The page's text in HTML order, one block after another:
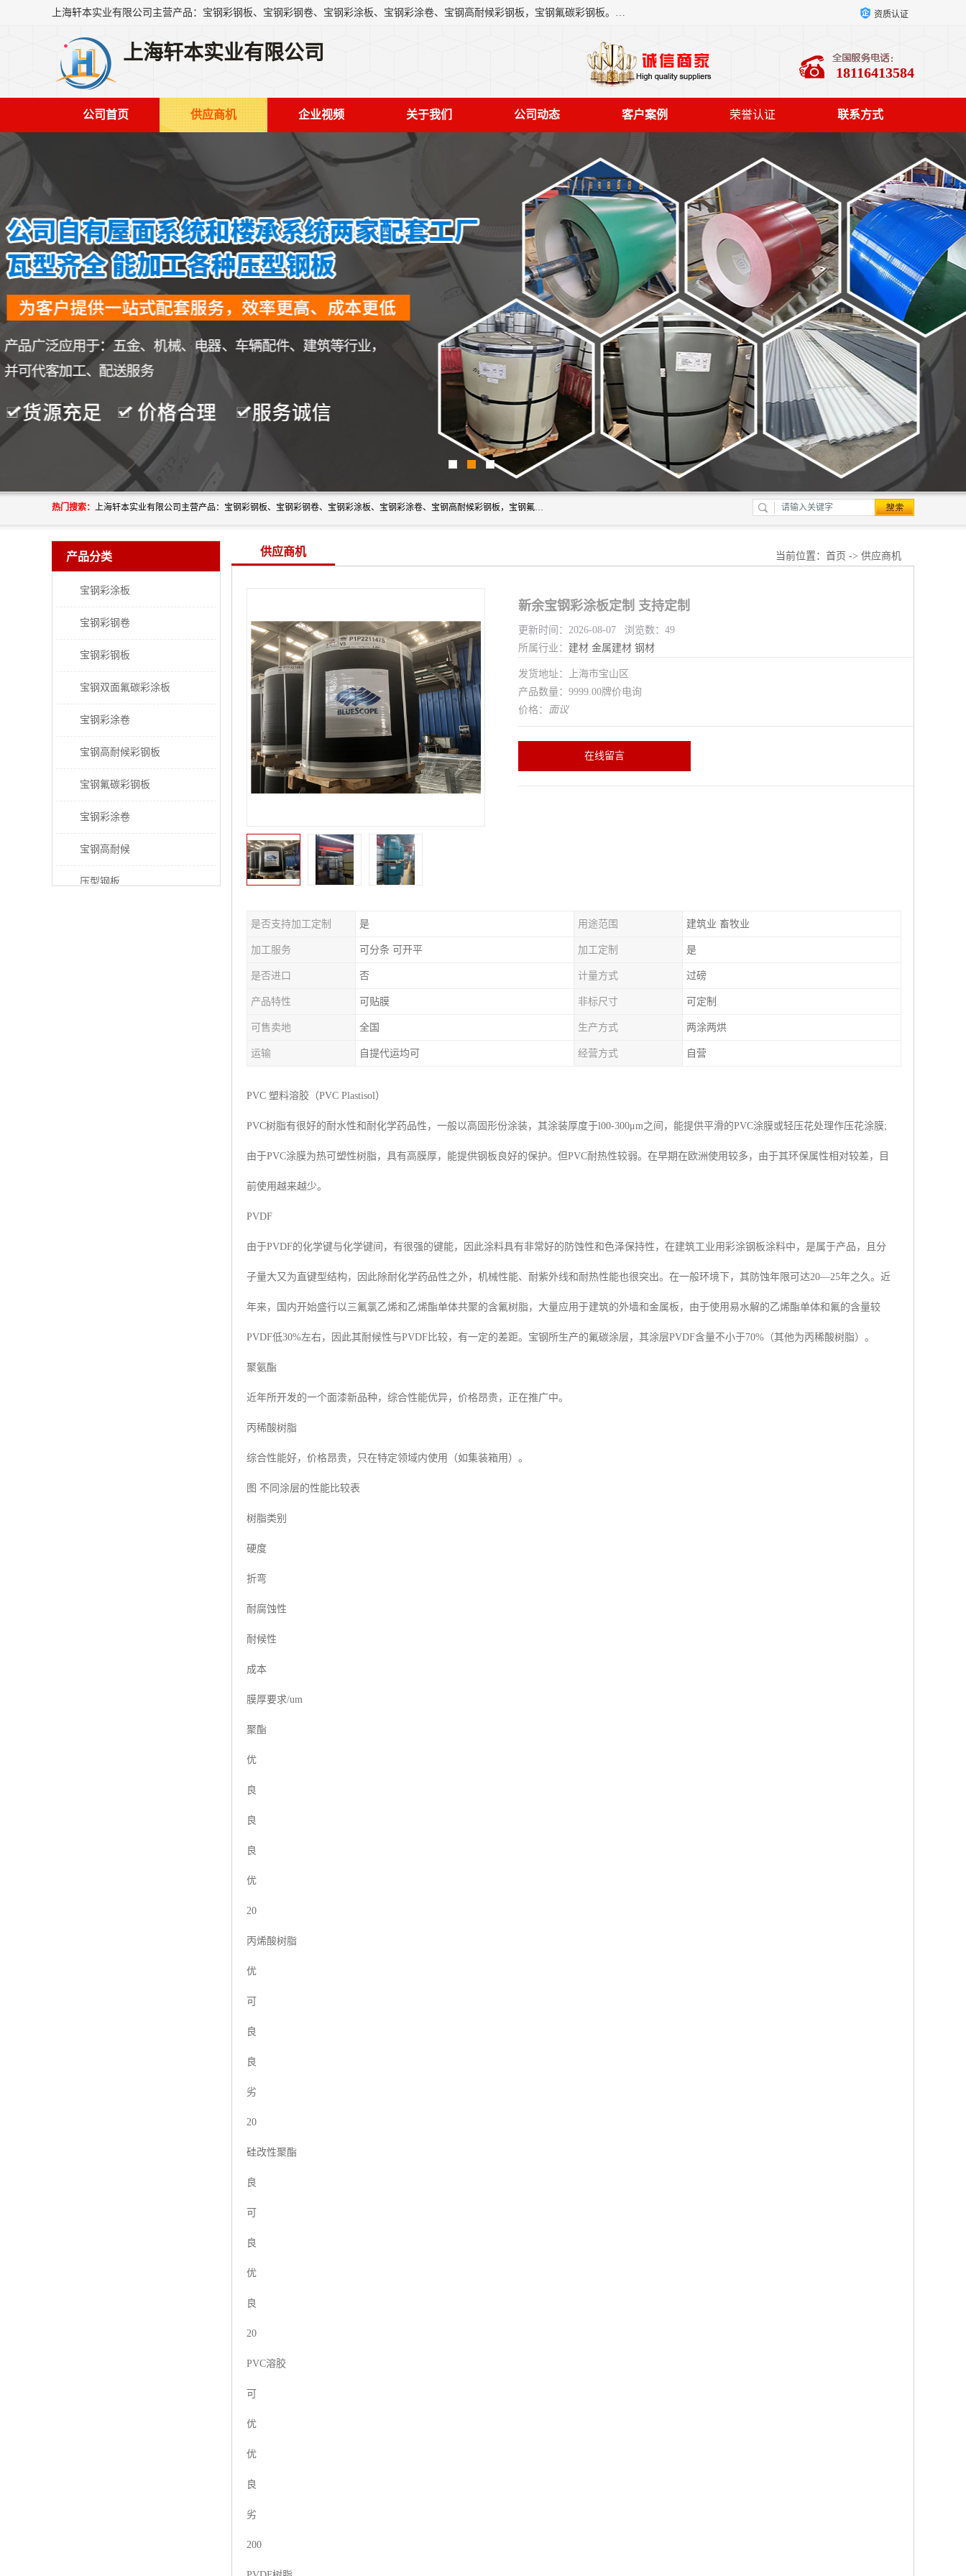
上海轩本实业有限公司主营产品：宝钢彩钢板、宝钢彩钢卷、宝钢彩涂板、宝钢彩涂卷、宝钢高耐候彩钢板，宝钢氟碳彩钢板。是一家集钢铁贸易，物流、加工为一体的产业全配套公司。 资质认证
上海轩本实业有限公司
18116413584
公司首页 供应商机 企业视频 关于我们 公司动态 客户案例 荣誉认证 联系方式
热门搜索： 上海轩本实业有限公司主营产品：宝钢彩钢板、宝钢彩钢卷、宝钢彩涂板、宝钢彩涂卷、宝钢高耐候彩钢板，宝钢氟碳彩钢板。是一家集钢铁贸易，物流、加工为一体的产业全配套公司。
产品分类
宝钢彩涂板
宝钢彩钢卷
宝钢彩钢板
宝钢双面氟碳彩涂板
宝钢彩涂卷
宝钢高耐候彩钢板
宝钢氟碳彩钢板
宝钢彩涂卷
宝钢高耐候
压型钢板
供应商机 当前位置： 首页 -> 供应商机
新余宝钢彩涂板定制 支持定制
更新时间：2026-08-07 浏览数：49
所属行业： 建材 金属建材 钢材
发货地址：上海市宝山区
产品数量：9999.00牌价电询
价格： 面议
在线留言
是否支持加工定制 是 用途范围 建筑业 畜牧业
加工服务 可分条 可开平 加工定制 是
是否进口 否 计量方式 过磅
产品特性 可贴膜 非标尺寸 可定制
可售卖地 全国 生产方式 两涂两烘
运输 自提代运均可 经营方式 自营
PVC 塑料溶胶（PVC Plastisol）
PVC树脂有很好的耐水性和耐化学药品性，一般以高固形份涂装，其涂装厚度于l00-300μm之间，能提供平滑的PVC涂膜或轻压花处理作压花涂膜;
由于PVC涂膜为热可塑性树脂，具有高膜厚，能提供钢板良好的保护。但PVC耐热性较弱。在早期在欧洲使用较多，由于其环保属性相对较差，目
前使用越来越少。
PVDF
由于PVDF的化学键与化学键间，有很强的键能，因此涂料具有非常好的防蚀性和色泽保持性，在建筑工业用彩涂钢板涂料中，是属于产品，且分
子量大又为直键型结构，因此除耐化学药品性之外，机械性能、耐紫外线和耐热性能也很突出。在一般环境下，其防蚀年限可达20—25年之久。近
年来，国内开始盛行以三氟氯乙烯和乙烯酯单体共聚的含氟树脂，大量应用于建筑的外墙和金属板，由于使用易水解的乙烯酯单体和氟的含量较
PVDF低30%左右，因此其耐候性与PVDF比较，有一定的差距。宝钢所生产的氟碳涂层，其涂层PVDF含量不小于70%（其他为丙稀酸树脂）。
聚氨酯
近年所开发的一个面漆新品种，综合性能优异，价格昂贵，正在推广中。
丙稀酸树脂
综合性能好，价格昂贵，只在特定领域内使用（如集装箱用）。
图 不同涂层的性能比较表
树脂类别
硬度
折弯
耐腐蚀性
耐候性
成本
膜厚要求/um
聚酯
优
良
良
良
优
20
丙烯酸树脂
优
可
良
良
劣
20
硅改性聚酯
良
可
良
优
良
20
PVC溶胶
可
优
优
良
劣
200